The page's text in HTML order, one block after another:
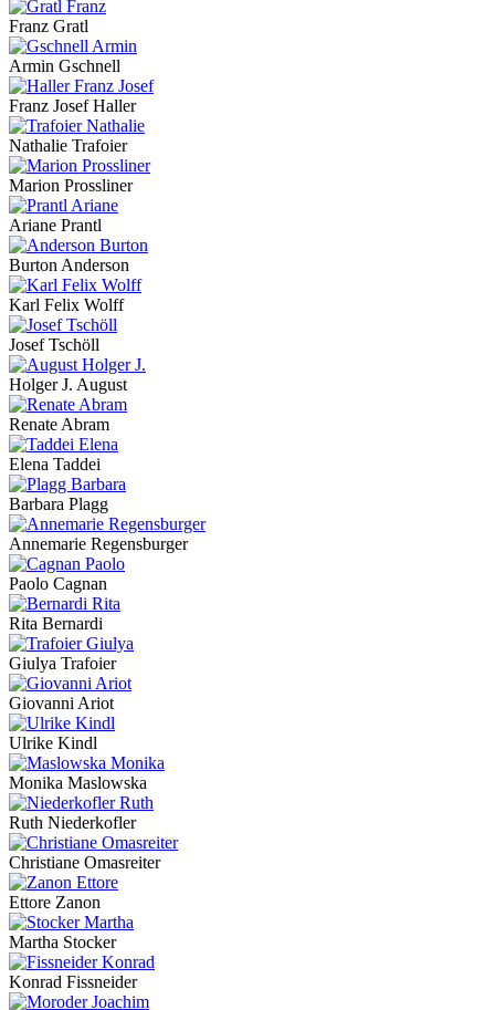
Franz Gratl
Armin Gschnell
Franz Josef Haller
Nathalie Trafoier
Marion Prossliner
Ariane Prantl
Burton Anderson
Karl Felix Wolff
Josef Tschöll
Holger J. August
Renate Abram
Elena Taddei
Barbara Plagg
Annemarie Regensburger
Paolo Cagnan
Rita Bernardi
Giulya Trafoier
Giovanni Ariot
Ulrike Kindl
Monika Maslowska
Ruth Niederkofler
Christiane Omasreiter
Ettore Zanon
Martha Stocker
Konrad Fissneider